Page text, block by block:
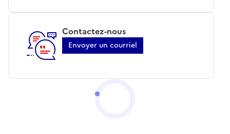
Contactez-nous
Envoyer un courriel